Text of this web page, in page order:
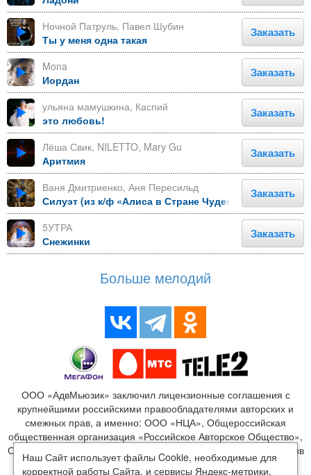
Ночной Патруль, Павел Шубин
Ты у меня одна такая
Заказать
Mona
Иордан
Заказать
ульяна мамушкина, Каспий
это любовь!
Заказать
Лёша Свик, NILETTO, Mary Gu
Аритмия
Заказать
Ваня Дмитриенко, Аня Пересильд
Силуэт (из к/ф «Алиса в Стране Чудес»)
Заказать
5УТРА
Снежинки
Заказать
Больше мелодий
ООО «АдвМьюзик» заключил лицензионные соглашения с
крупнейшими российскими правообладателями авторских и
смежных прав, а именно: ООО «НЦА», Общероссийская
общественная организация «Российское Авторское Общество»,
ООО «Издательство Монолит», ООО «ЛенГрад», ООО «Креатив
Медиа», ООО «Новый мир», ООО «Медиалайн», ООО
Наш Сайт использует файлы Cookie, необходимые для
корректной работы Сайта, и сервисы Яндекс-метрики,